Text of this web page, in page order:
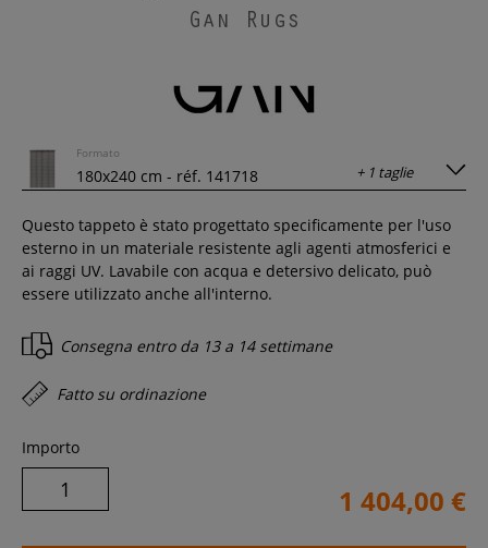
Gan Rugs
+ 1 taglie
Formato
Questo tappeto è stato progettato specificamente per l'uso
esterno in un materiale resistente agli agenti atmosferici e
ai raggi UV. Lavabile con acqua e detersivo delicato, può
essere utilizzato anche all'interno.
Consegna entro da 13 a 14 settimane
Fatto su ordinazione
Importo
1 404,00 €